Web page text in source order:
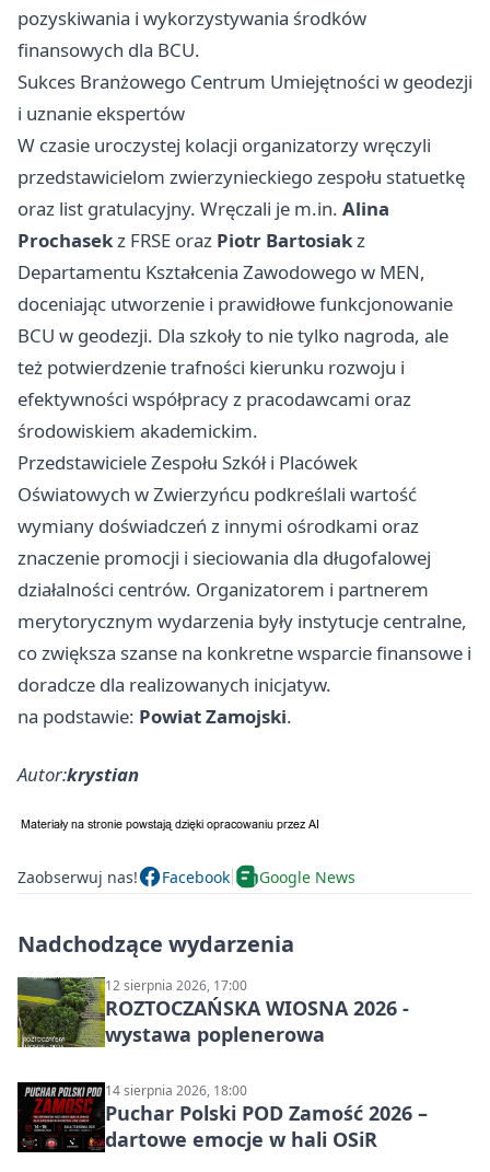
pozyskiwania i wykorzystywania środków
finansowych dla BCU.
Sukces Branżowego Centrum Umiejętności w geodezji
i uznanie ekspertów
W czasie uroczystej kolacji organizatorzy wręczyli
przedstawicielom zwierzynieckiego zespołu statuetkę
oraz list gratulacyjny. Wręczali je m.in. Alina
Prochasekz FRSE oraz Piotr Bartosiakz
Departamentu Kształcenia Zawodowego w MEN,
doceniając utworzenie i prawidłowe funkcjonowanie
BCU w geodezji. Dla szkoły to nie tylko nagroda, ale
też potwierdzenie trafności kierunku rozwoju i
efektywności współpracy z pracodawcami oraz
środowiskiem akademickim.
Przedstawiciele Zespołu Szkół i Placówek
Oświatowych w Zwierzyńcu podkreślali wartość
wymiany doświadczeń z innymi ośrodkami oraz
znaczenie promocji i sieciowania dla długofalowej
działalności centrów. Organizatorem i partnerem
merytorycznym wydarzenia były instytucje centralne,
co zwiększa szanse na konkretne wsparcie finansowe i
doradcze dla realizowanych inicjatyw.
na podstawie: Powiat Zamojski.
Autor:krystian
Zaobserwuj nas! Facebook Google News
Nadchodzące wydarzenia
12 sierpnia 2026, 17:00
ROZTOCZAŃSKA WIOSNA 2026 -
wystawa poplenerowa
14 sierpnia 2026, 18:00
Puchar Polski POD Zamość 2026 –
dartowe emocje w hali OSiR